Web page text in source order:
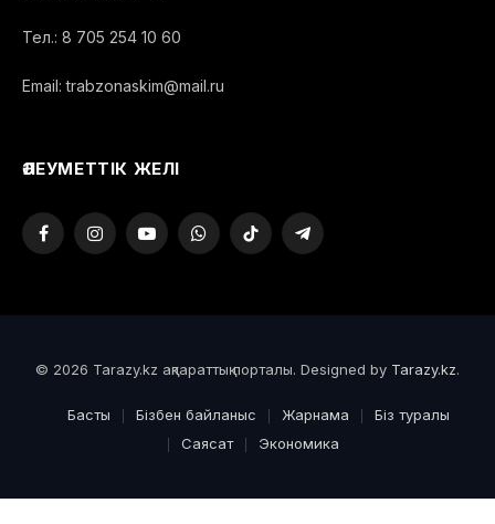
Тел.: 8 705 254 10 60
Email: trabzonaskim@mail.ru
ӘЛЕУМЕТТІК ЖЕЛІ
FacebookInstagramYouTubeWhatsAppTikTok Telegram
© 2026 Tarazy.kz ақпараттық порталы. Designed by Tarazy.kz.
Басты Бізбен байланыс Жарнама
Біз туралы
Саясат
Экономика